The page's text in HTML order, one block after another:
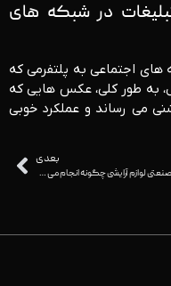
در شبکه های
اجتماعی به پلتفرمی که
به طور کلی، عکس هایی که
می رساند و عملکرد خوبی
بعدی
عکاسی صنعتی لوازم آرایشی چگونه انجام می شود؟ – تعرفه عکاسی تبلیغاتی